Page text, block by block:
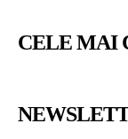
CELE MAI